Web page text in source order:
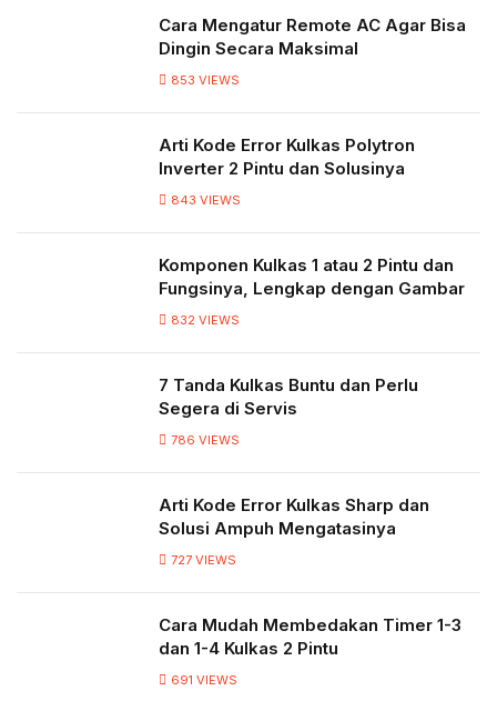
Cara Mengatur Remote AC Agar Bisa
Dingin Secara Maksimal
853 VIEWS
Arti Kode Error Kulkas Polytron
Inverter 2 Pintu dan Solusinya
843 VIEWS
Komponen Kulkas 1 atau 2 Pintu dan
Fungsinya, Lengkap dengan Gambar
832 VIEWS
7 Tanda Kulkas Buntu dan Perlu
Segera di Servis
786 VIEWS
Arti Kode Error Kulkas Sharp dan
Solusi Ampuh Mengatasinya
727 VIEWS
Cara Mudah Membedakan Timer 1-3
dan 1-4 Kulkas 2 Pintu
691 VIEWS